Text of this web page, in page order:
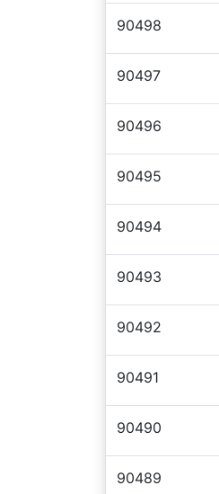
90498
90497
90496
90495
90494
90493
90492
90491
90490
90489